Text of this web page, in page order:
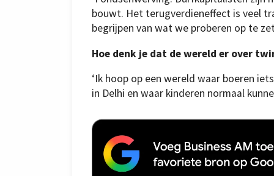
bouwt. Het terugverdieneffect is veel
begrijpen van wat we proberen op te
Hoe denk je dat de wereld er over
‘Ik hoop op een wereld waar boeren
in Delhi en waar kinderen normaal